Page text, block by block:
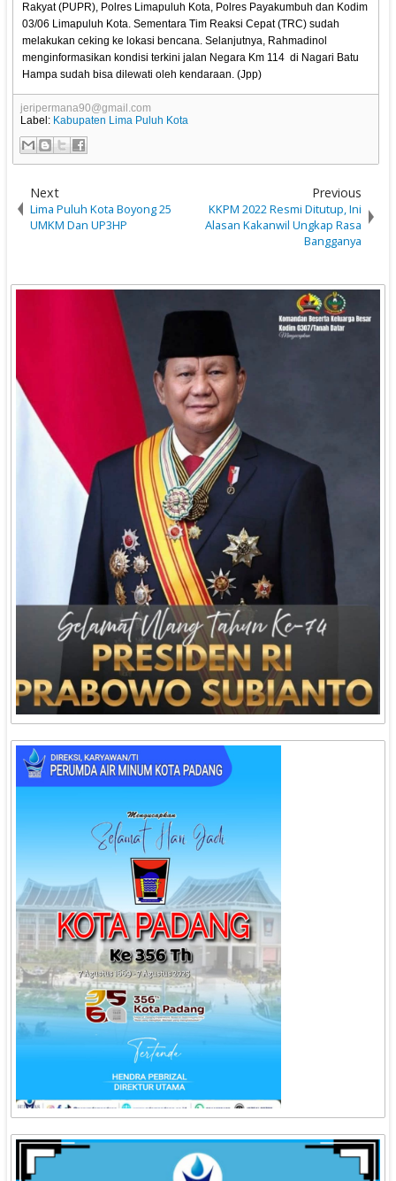
Rakyat (PUPR), Polres Limapuluh Kota, Polres Payakumbuh dan Kodim
03/06 Limapuluh Kota. Sementara Tim Reaksi Cepat (TRC) sudah
melakukan ceking ke lokasi bencana. Selanjutnya, Rahmadinol
menginformasikan kondisi terkini jalan Negara Km 114 di Nagari Batu
Hampa sudah bisa dilewati oleh kendaraan. (Jpp)
jeripermana90@gmail.com
Label: Kabupaten Lima Puluh Kota
Next
Lima Puluh Kota Boyong 25
UMKM Dan UP3HP
Previous
KKPM 2022 Resmi Ditutup, Ini
Alasan Kakanwil Ungkap Rasa
Bangganya